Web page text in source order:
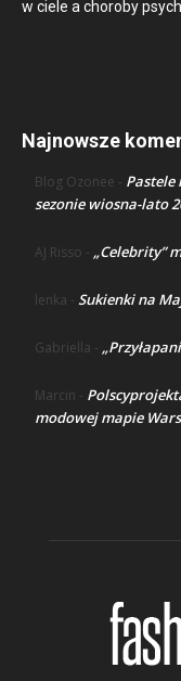
w ciele a choroby
Najnowsze
Blog Ozonee - Pastele
sezonie wiosna-lato
AJ Risso - „Celebrity”
lenka - Sukienki na
Gabriella -
Marcin -
modowej mapie